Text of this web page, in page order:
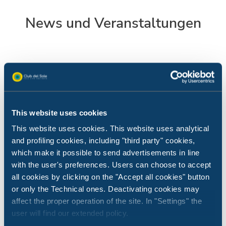
This website uses cookies
This website uses cookies. This website uses analytical
and profiling cookies, including "third party" cookies,
which make it possible to send advertisements in line
with the user's preferences. Users can choose to accept
all cookies by clicking on the "Accept all cookies" button
or only the Technical ones. Deactivating cookies may
affect the proper operation of the site. In "Settings" the
user will find our extended policy.
News und Veranstaltungen
Neuigkeiten vom Club del Sole